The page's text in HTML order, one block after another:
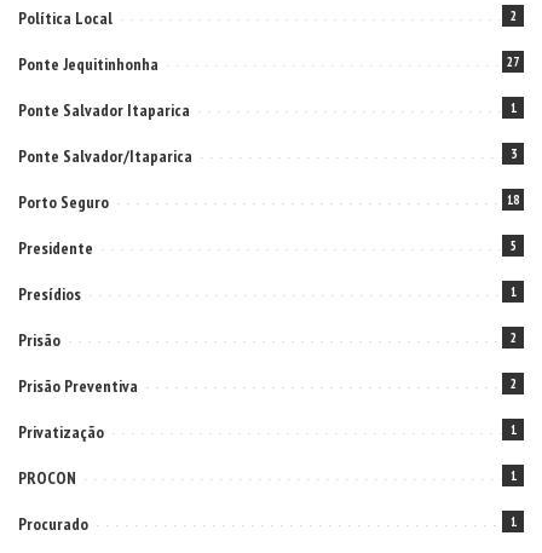
Política Local 2
Ponte Jequitinhonha 27
Ponte Salvador Itaparica 1
Ponte Salvador/Itaparica 3
Porto Seguro 18
Presidente 5
Presídios 1
Prisão 2
Prisão Preventiva 2
Privatização 1
PROCON 1
Procurado 1